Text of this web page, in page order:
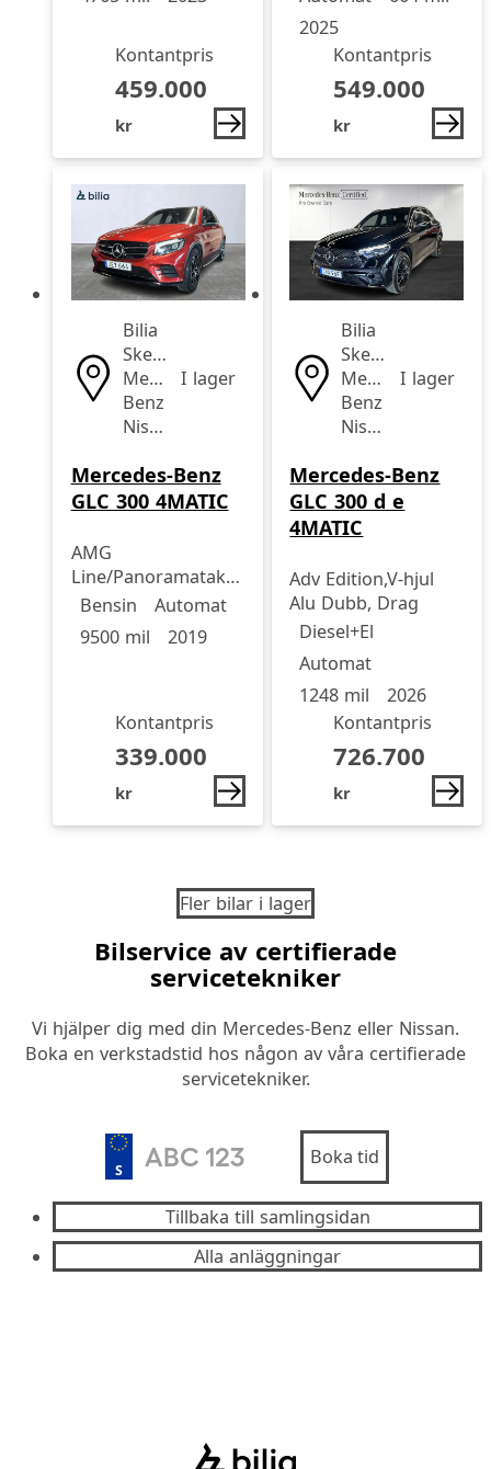
Kontantpris
459.000
kr
2025
Kontantpris
549.000
kr
Bilia
Skellefteå
Mercedes-
Benz
Nissan
I lager
Mercedes-Benz
GLC 300 4MATIC
AMG
Line/Panoramatak/V-
hjul
Drivmedel
Bensin
Drivmedel Automat
Miltal
9500 mil
årsmodell
2019
Kontantpris
339.000
kr
Bilia
Skellefteå
Mercedes-
Benz
Nissan
I lager
Mercedes-Benz
GLC 300 d e
4MATIC
Adv Edition,V-hjul
Alu Dubb, Drag
Drivmedel
Diesel+El
Drivmedel
Automat
Miltal
1248 mil
årsmodell
2026
Kontantpris
726.700
kr
Fler bilar i lager
Bilservice av certifierade
servicetekniker
Vi hjälper dig med din Mercedes-Benz eller Nissan.
Boka en verkstadstid hos någon av våra certifierade
servicetekniker.
S
Boka tid
Tillbaka till samlingsidan
Alla anläggningar